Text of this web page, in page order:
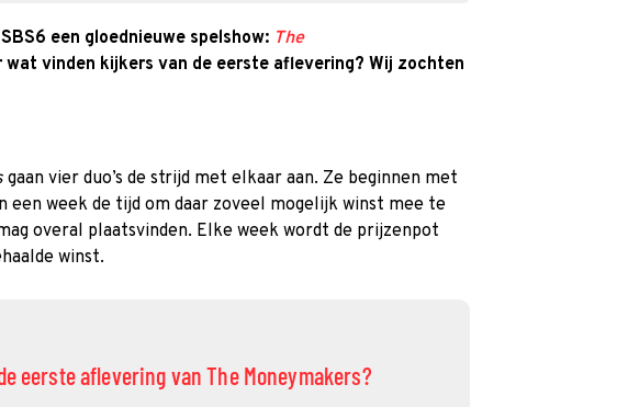
een gloednieuwe spelshow: The
wat vinden kijkers van de eerste aflevering? Wij zochten
gaan vier duo’s de strijd met elkaar aan. Ze beginnen met
een week de tijd om daar zoveel mogelijk winst mee te
overal plaatsvinden. Elke week wordt de prijzenpot
winst.
eerste aflevering van The Moneymakers?